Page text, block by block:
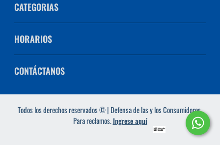
CATEGORIAS
HORARIOS
CONTÁCTANOS
Todos los derechos reservados © | Defensa de las y los Consumidores.
Para reclamos.Ingrese aquí